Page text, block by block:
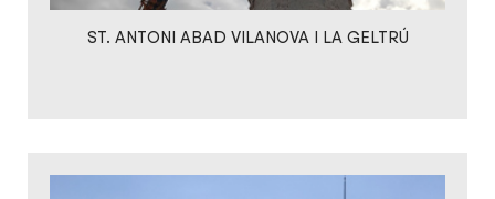
ST. ANTONI ABAD VILANOVA I LA GELTRÚ